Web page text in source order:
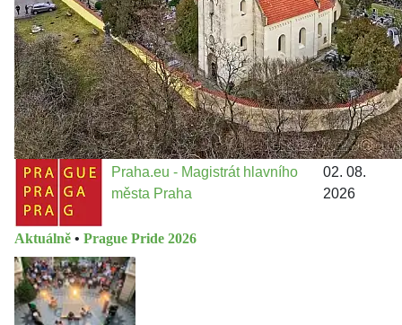
Třebonice a Chaby, kterou umožňuje nově schválený
Metropolitn...
Praha.eu - Magistrát hlavního
města Praha
02. 08.
2026
Aktuálně • Prague Pride 2026